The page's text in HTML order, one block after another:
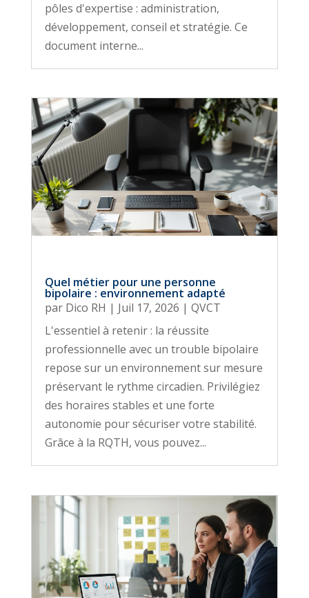
pôles d'expertise : administration,
développement, conseil et stratégie. Ce
document interne...
Quel métier pour une personne
bipolaire : environnement adapté
par Dico RH | Juil 17, 2026 | QVCT
L'essentiel à retenir : la réussite
professionnelle avec un trouble bipolaire
repose sur un environnement sur mesure
préservant le rythme circadien. Privilégiez
des horaires stables et une forte
autonomie pour sécuriser votre stabilité.
Grâce à la RQTH, vous pouvez...